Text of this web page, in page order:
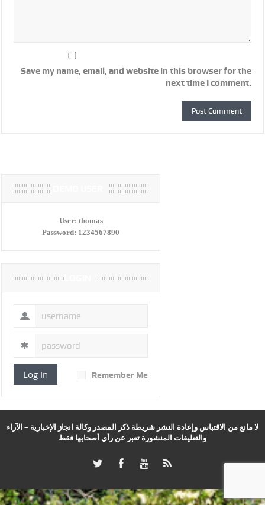
Save my name, email, and website in this browser for the
next time I comment.
User: thomas
Password: 1234567890
Log In Remember Me
لا مانع من الاقتباس وإعادة النشر شريطة ذكر المصدر وكالة انجاز الإخبارية – الآراء
والتعليقات المنشورة تعبر عن رأي أصحابها فقط